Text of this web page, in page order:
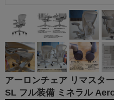
アーロンチェア リマスタ
SL フル装備 ミネラル